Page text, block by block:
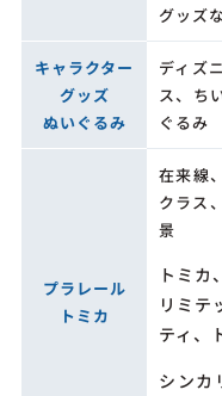
グッズ
キャラクター
グッズ
ぬいぐるみ
ディズ
ス、ち
ぐるみ
プラレール
トミカ
在来線
クラス
景
トミカ
リミテ
ティ、
シンカ